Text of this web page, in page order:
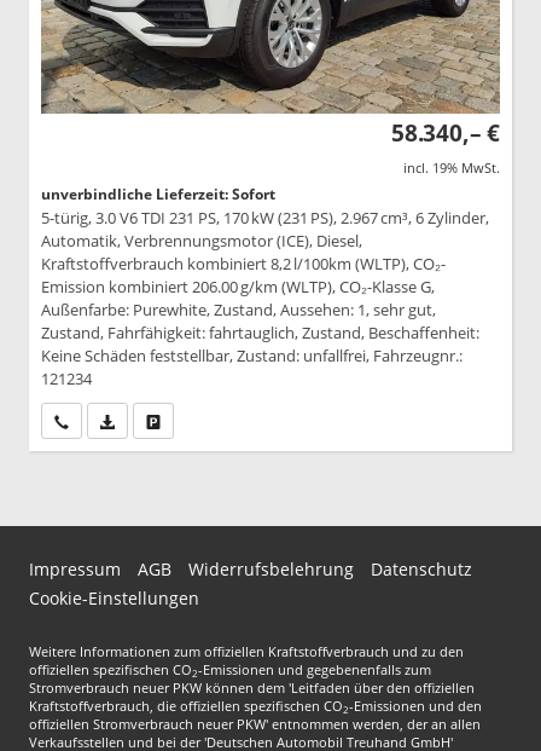
58.340,– €
incl. 19% MwSt.
unverbindliche Lieferzeit: Sofort
5-türig, 3.0 V6 TDI 231 PS, 170 kW (231 PS), 2.967 cm³, 6 Zylinder,
Automatik, Verbrennungsmotor (ICE), Diesel,
Kraftstoffverbrauch kombiniert 8,2 l/100km (WLTP), CO₂-
Emission kombiniert 206.00 g/km (WLTP), CO₂-Klasse G,
Außenfarbe: Purewhite, Zustand, Aussehen: 1, sehr gut,
Zustand, Fahrfähigkeit: fahrtauglich, Zustand, Beschaffenheit:
Keine Schäden feststellbar, Zustand: unfallfrei, Fahrzeugnr.:
121234
Wir rufen Sie anPDF-Datei, Fahrzeugexposé drucken
Impressum AGB Widerrufsbelehrung
Datenschutz
Cookie-Einstellungen
Weitere Informationen zum offiziellen Kraftstoffverbrauch und zu den
offiziellen spezifischen CO2-Emissionen und gegebenenfalls zum
Stromverbrauch neuer PKW können dem 'Leitfaden über den offiziellen
Kraftstoffverbrauch, die offiziellen spezifischen CO2-Emissionen und den
offiziellen Stromverbrauch neuer PKW' entnommen werden, der an allen
Verkaufsstellen und bei der 'Deutschen Automobil Treuhand GmbH'